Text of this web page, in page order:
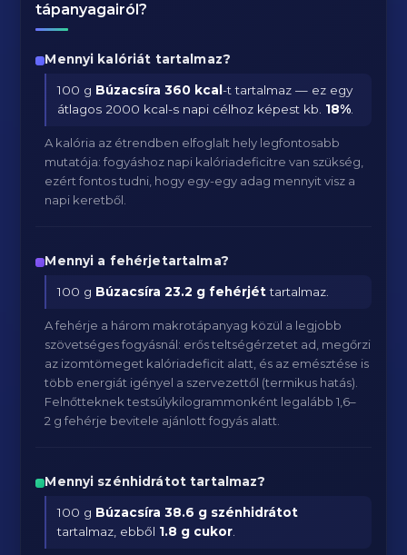
tápanyagairól?
Mennyi kalóriát tartalmaz?
100 g Búzacsíra 360 kcal-t tartalmaz — ez egy
átlagos 2000 kcal-s napi célhoz képest kb. 18%
A kalória az étrendben elfoglalt hely legfontosabb
mutatója: fogyáshoz napi kalóriadeficitre van szükség,
ezért fontos tudni, hogy egy-egy adag mennyit visz a
napi keretből.
Mennyi a fehérjetartalma?
100 g Búzacsíra 23.2 g fehérjéttartalmaz.
A fehérje a három makrotápanyag közül a legjobb
szövetséges fogyásnál: erős teltségérzetet ad, megőrzi
az izomtömeget kalóriadeficit alatt, és az emésztése is
több energiát igényel a szervezettől (termikus hatás).
Felnőtteknek testsúlykilogrammonként legalább 1,6–
2 g fehérje bevitele ajánlott fogyás alatt.
Mennyi szénhidrátot tartalmaz?
100 g Búzacsíra 38.6 g szénhidrátot
tartalmaz, ebből 1.8 g cukor